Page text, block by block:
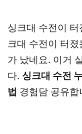
싱크대 수전이
크대 수전이 터
가 났네요. 이거
다. 싱크대 수전
법 경험담 공유합